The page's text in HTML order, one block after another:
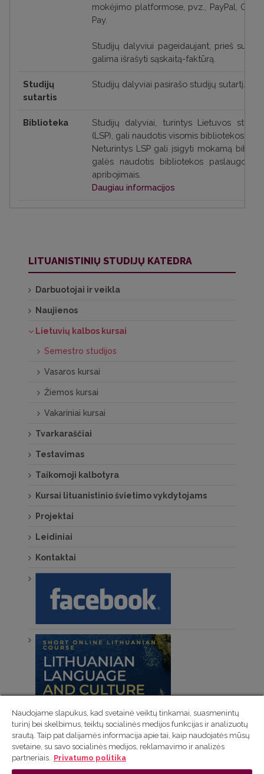
mokėjimo platformose, pvz., PayPal,
Pay.
Studijų dalyviui pageidaujant, prieš
galima išrašyti sąskaitą-faktūrą.
Studijų
sutartis
Studijų dalyviai pasirašo studijų sutartį.
Biblioteka
Studijų dalyviai, turintys Lietuvos
(LSP), gali naudotis visomis bibliotekos
Neturintys LSP gali įsigyti mokamą
galės naudotis bibliotekos
apribojimais.
Daugiau informacijos
LITUANISTINIŲ STUDIJŲ KATEDRA
Darbuotojai ir veikla
Naujienos
Lietuvių kalbos kursai
Semestro studijos
Vasaros kursai
Žiemos kursai
Vakariniai kursai
Tvarkaraščiai
Testavimas
Taikomoji kalbotyra
Kursai lituanistinio švietimo vykdytojams
Projektai
Leidiniai
Kontaktai
Naudojame slapukus, kad svetainė veiktų tinkamai, suasmenintų
turinį bei skelbimus, teiktų socialinės medijos funkcijas ir analizuotų
srautą. Taip pat dalijamės informacija apie tai, kaip naudojatės mūsų
svetaine, su savo socialinės medijos, reklamavimo ir analizės
partneriais. Privatumo politika